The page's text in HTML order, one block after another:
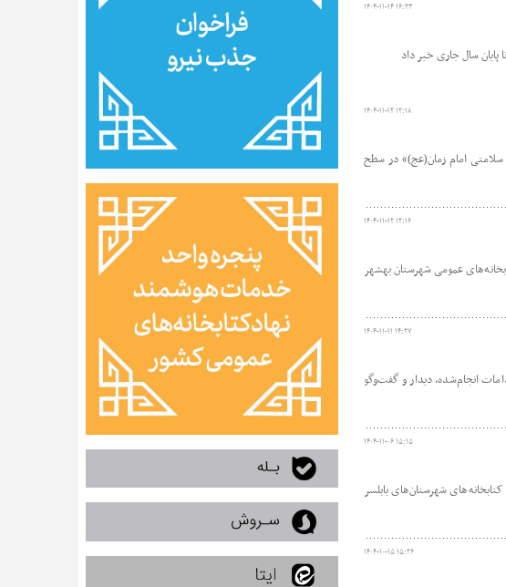
۱۴۰۴-۱۱-۱۴ ۱۶:۲۳
پایان سال جاری خبر داد
۱۴۰۴-۱۱-۱۲ ۱۲:۱۸
امام زمان(عج)» در سطح
۱۴۰۴-۱۱-۱۲ ۱۲:۱۶
نیم‌روزه به شرق استان، از کتابخانه‌های عمومی شهرستان بهشهر
۱۴۰۴-۱۱-۱۱ ۱۴:۲۷
انجام‌شده، دیدار و گفت‌وگو
۱۴۰۴-۱۱-۰۶ ۱۵:۱۵
شهرستان‌های بابلسر
۱۴۰۴-۱۰-۱۵ ۱۵:۲۶